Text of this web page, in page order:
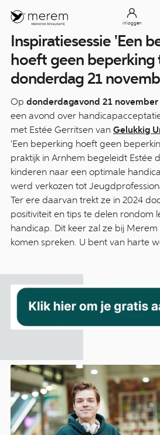
inloggen
Inspiratiesessie 'Een
hoeft geen beperking
donderdag 21
Op donderdagavond 21 november
een avond over
met Estée Gerritsen van Gelukkig
'Een beperking hoeft geen
praktijk in Arnhem begeleidt Estée
kinderen naar een optimale
werd verkozen tot
Ter ere daarvan trekt ze in 2024
positiviteit en tips te delen rondom
handicap. Dit keer zal ze bij
komen spreken. U bent van harte